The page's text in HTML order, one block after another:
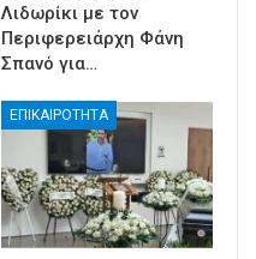
Λιδωρίκι με τον
Περιφερειάρχη Φάνη
Σπανό για…
ΕΠΙΚΑΙΡΟΤΗΤΑ